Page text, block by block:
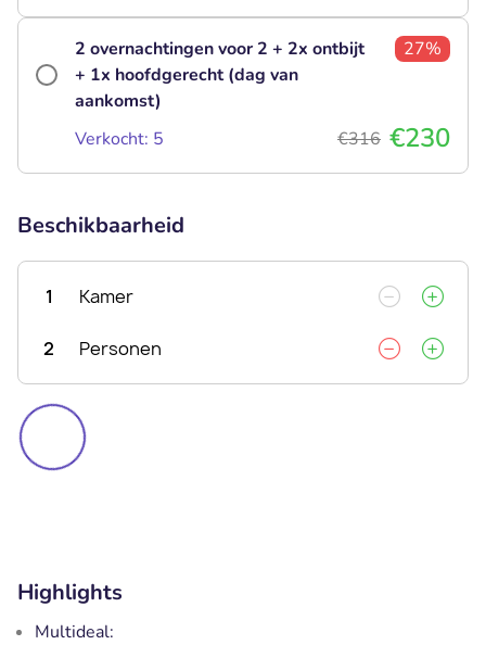
2 overnachtingen voor 2 + 2x ontbijt
+ 1x hoofdgerecht (dag van
aankomst)
27%
Verkocht: 5 €316 €230
Beschikbaarheid
1 Kamer
2 Personen
Highlights
Multideal: